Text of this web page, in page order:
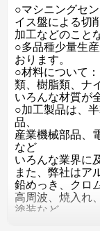
○マシニングセ
イス盤による切
加工などのこと
○多品種少量生
おります。
○材料について
類、樹脂類、ナ
いろんな材質が
○加工製品は、
品、
産業機械部品、
など
いろんな業界に
また、弊社はア
鉛めっき、クロ
高周波、焼入れ
塗装など
普通の処理が